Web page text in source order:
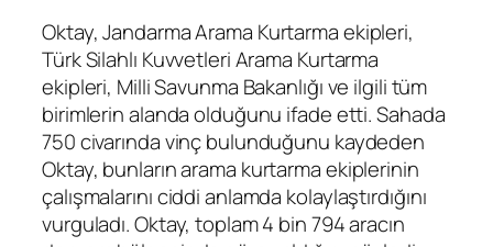
Oktay, Jandarma Arama Kurtarma ekipleri,
Türk Silahlı Kuvvetleri Arama Kurtarma
ekipleri, Milli Savunma Bakanlığı ve ilgili tüm
birimlerin alanda olduğunu ifade etti. Sahada
750 civarında vinç bulunduğunu kaydeden
Oktay, bunların arama kurtarma ekiplerinin
çalışmalarını ciddi anlamda kolaylaştırdığını
vurguladı. Oktay, toplam 4 bin 794 aracın